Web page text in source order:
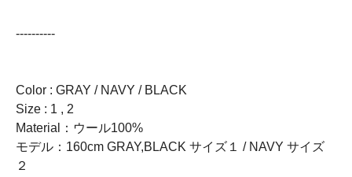
----------
Color : GRAY / NAVY / BLACK
Size : 1 , 2
Material：ウール100%
モデル：160cm GRAY,BLACK サイズ１ / NAVY サイズ
２